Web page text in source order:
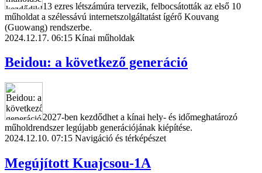
13 ezres létszámúra tervezik, felbocsátották az első 10
műholdat a szélessávú internetszolgáltatást ígérő Kouvang
(Guowang) rendszerbe.
2024.12.17. 06:15 Kínai műholdak
Beidou: a következő generáció
2027-ben kezdődhet a kínai hely- és időmeghatározó
műholdrendszer legújabb generációjának kiépítése.
2024.12.10. 07:15 Navigáció és térképészet
Megújított Kuajcsou-1A